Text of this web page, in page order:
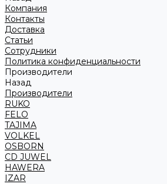
Компания
Контакты
Доставка
Статьи
Сотрудники
Политика конфиденциальности
Производители
Назад
Производители
RUKO
FELO
TAJIMA
VOLKEL
OSBORN
CD JUWEL
HAWERA
IZAR